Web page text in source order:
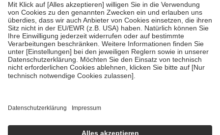
fallenkeine Zuzahlungenan bei:
• Kindern und Jugendlichen bis zum vollendeten 18. Lebensjahr
mit Ausnahme der Fahrkosten
• Untersuchungen zur Vorsorge und Früherkennung, die von der
GKV getragen werden
• empfohlenen Schutzimpfungen
• Harn- und Blutteststreifen
getroffen, um sicherzustellen, dass es sich um echte Bewertungen
https://help.etrusted.com/hc/de/articles/4419944605341